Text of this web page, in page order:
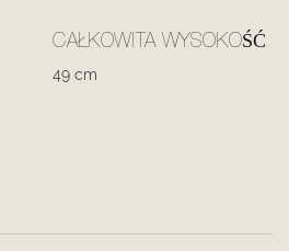
CAŁKOWITA WYSOKOŚĆ
49 cm